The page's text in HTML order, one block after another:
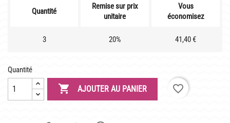
CLAUDE MONET
LES BAMBOUS
CONSEILS
DE PLANTATION
Quantité
Remise sur prix
unitaire
Vous
économisez
3 20% 41,40 €
Quantité
 AJOUTER AU PANIER favorite_border